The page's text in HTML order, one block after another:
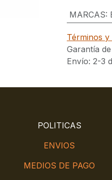
MARCAS:
Términos y
Garantía
Envío: 2-3
POLITICAS
ENVIOS
MEDIOS DE PAGO